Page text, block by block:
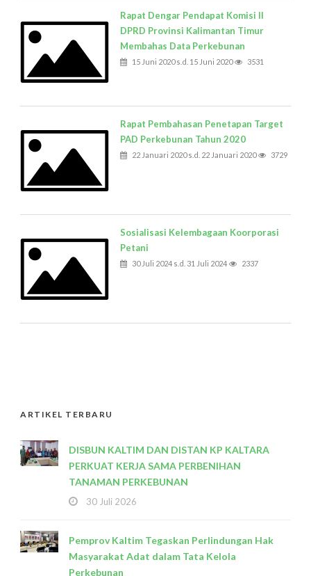
Rapat Dengar Pendapat Komisi II
DPRD Provinsi Kalimantan Timur
Membahas Data Perkebunan
15 Juni 2020 s.d. 15 Juni 2020 3531
Rapat Pembahasan Penetapan Target
PAD Perkebunan Tahun 2020
22 Januari 2020 s.d. 22 Januari 2020 3729
Sosialisasi Kelembagaan Koorporasi
Petani
30 Juli 2024 s.d. 31 Juli 2024 2337
ARTIKEL TERBARU
DISBUN KALTIM DAN DISTAN KP KALTARA
PERKUAT KERJA SAMA PERBENIHAN
TANAMAN PERKEBUNAN
30 Juli 2026
Pemprov Kaltim Tegaskan Perlindungan Hak
Masyarakat Adat dalam Tata Kelola
Perkebunan